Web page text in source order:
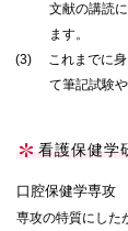
文献の講読
ます。
(3)
これまでに
て筆記試験
看護保健学
口腔保健学専攻
専攻の特質にした